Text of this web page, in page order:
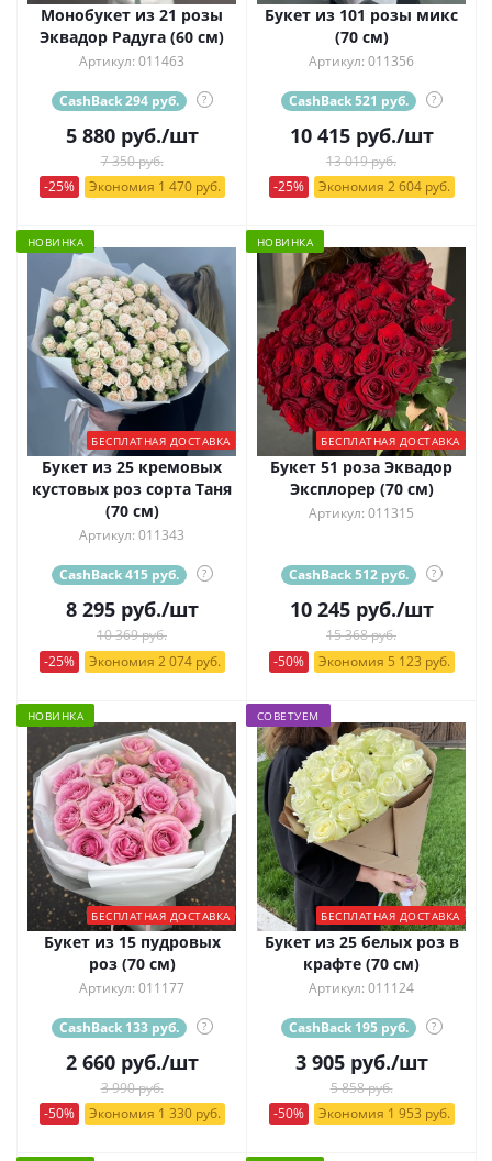
Монобукет из 21 розы
Эквадор Радуга (60 см)
Артикул: 011463
CashBack 294 руб. ?
5 880руб./шт
7 350 руб.
-25%
Экономия 1 470 руб.
Букет из 101 розы микс
(70 см)
Артикул: 011356
CashBack 521 руб. ?
10 415руб./шт
13 019 руб.
-25%
Экономия 2 604 руб.
НОВИНКА
БЕСПЛАТНАЯ ДОСТАВКА
Букет из 25 кремовых
кустовых роз сорта Таня
(70 см)
Артикул: 011343
CashBack 415 руб. ?
8 295руб./шт
10 369 руб.
-25%
Экономия 2 074 руб.
НОВИНКА
БЕСПЛАТНАЯ ДОСТАВКА
Букет 51 роза Эквадор
Эксплорер (70 см)
Артикул: 011315
CashBack 512 руб. ?
10 245руб./шт
15 368 руб.
-50%
Экономия 5 123 руб.
НОВИНКА
БЕСПЛАТНАЯ ДОСТАВКА
Букет из 15 пудровых
роз (70 см)
Артикул: 011177
CashBack 133 руб. ?
2 660руб./шт
3 990 руб.
-50%
Экономия 1 330 руб.
СОВЕТУЕМ
БЕСПЛАТНАЯ ДОСТАВКА
Букет из 25 белых роз в
крафте (70 см)
Артикул: 011124
CashBack 195 руб. ?
3 905руб./шт
5 858 руб.
-50%
Экономия 1 953 руб.